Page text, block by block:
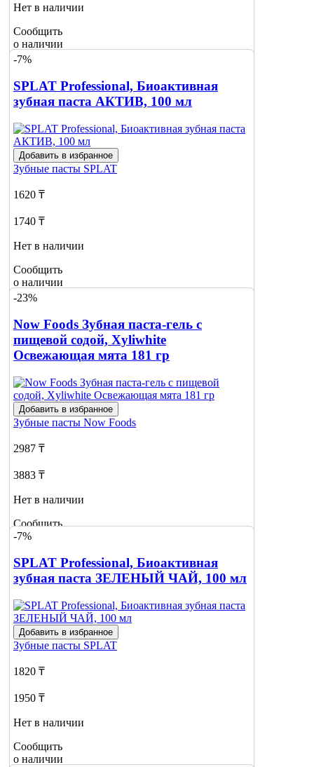
Нет в наличии
Сообщить
о наличии
-7%
SPLAT Professional, Биоактивная
зубная паста АКТИВ, 100 мл
Добавить в избранное
Зубные пасты SPLAT
1620 ₸
1740 ₸
Нет в наличии
Сообщить
о наличии
-23%
Now Foods Зубная паста-гель с
пищевой содой, Xyliwhite
Освежающая мята 181 гр
Добавить в избранное
Зубные пасты Now Foods
2987 ₸
3883 ₸
Нет в наличии
Сообщить
о наличии
-7%
SPLAT Professional, Биоактивная
зубная паста ЗЕЛЕНЫЙ ЧАЙ, 100 мл
Добавить в избранное
Зубные пасты SPLAT
1820 ₸
1950 ₸
Нет в наличии
Сообщить
о наличии